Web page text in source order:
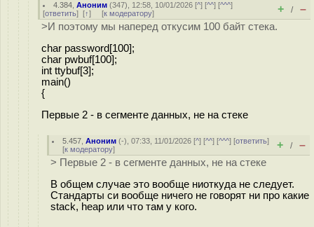
4.384 ,Аноним (347), 12:58, 10/01/2026 [^] [^^] [^^^]
[ответить] [↑] [к модератору] + / –
>И поэтому мы наперед откусим 100 байт стека.
char password[100];
char pwbuf[100];
int ttybuf[3];
main()
{
Первые 2 - в сегменте данных, не на стеке
5.457 ,Аноним (-), 07:33, 11/01/2026 [^] [^^] [^^^] [ответить]
[к модератору] + / –
> Первые 2 - в сегменте данных, не на стеке
В общем случае это вообще ниоткуда не следует.
Стандарты си вообще ничего не говорят ни про какие
stack, heap или что там у кого.